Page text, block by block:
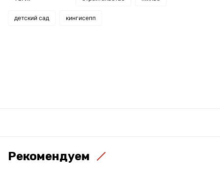
детский сад кингисепп
Рекомендуем